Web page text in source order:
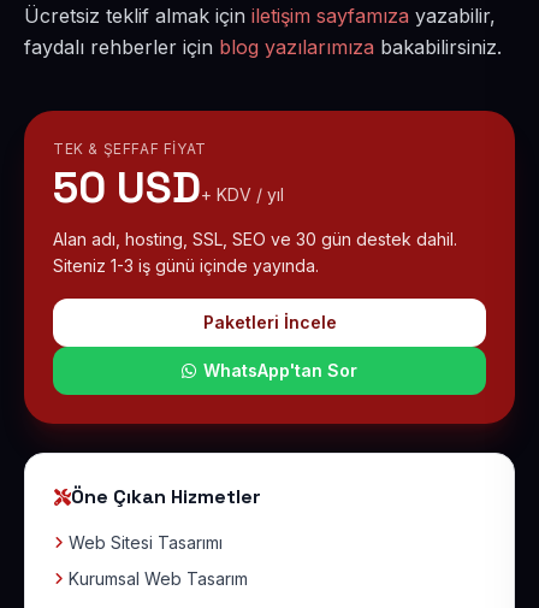
Ücretsiz teklif almak için iletişim sayfamıza yazabilir,
faydalı rehberler için blog yazılarımıza bakabilirsiniz.
TEK & ŞEFFAF FIYAT
50 USD+ KDV / yıl
Alan adı, hosting, SSL, SEO ve 30 gün destek dahil.
Siteniz 1-3 iş günü içinde yayında.
Paketleri İncele
WhatsApp'tan Sor
Öne Çıkan Hizmetler
Web Sitesi Tasarımı
Kurumsal Web Tasarım